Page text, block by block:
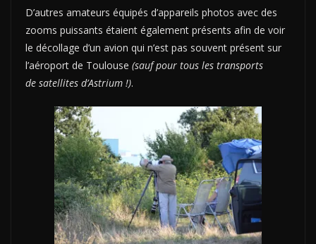
D’autres amateurs équipés d’appareils photos avec des
zooms puissants étaient également présents afin de voir
le décollage d’un avion qui n’est pas souvent présent sur
l’aéroport de Toulouse (sauf pour tous les transports
de satellites d’Astrium !).